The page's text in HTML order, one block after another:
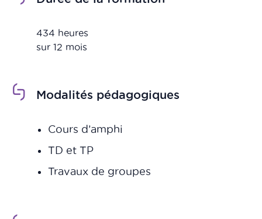
434 heures
sur 12 mois
Modalités pédagogiques
Cours d’amphi
TD et TP
Travaux de groupes